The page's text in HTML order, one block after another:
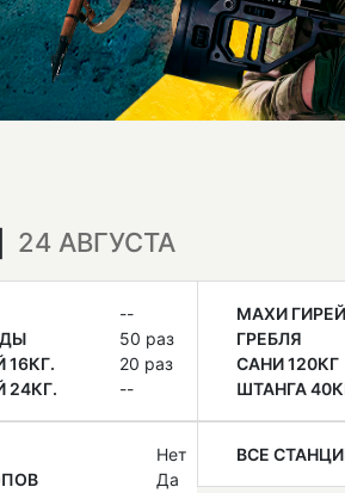
24 АВГУСТА
--
50 раз
16КГ.
20 раз
24КГ.
--
МАХИ
ГРЕБЛЯ
САНИ 120КГ
ШТАНГА
Нет
Да
ВСЕ